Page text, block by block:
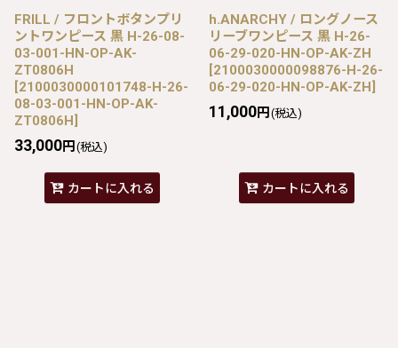
FRILL / フロントボタンプリ
ントワンピース 黒 H-26-08-
03-001-HN-OP-AK-
ZT0806H
[2100030000101748-H-26-
08-03-001-HN-OP-AK-
ZT0806H]
33,000円 (税込)
カートに入れる
h.ANARCHY / ロングノース
リーブワンピース 黒 H-26-
06-29-020-HN-OP-AK-ZH
[2100030000098876-H-26-
06-29-020-HN-OP-AK-ZH]
11,000円 (税込)
カートに入れる